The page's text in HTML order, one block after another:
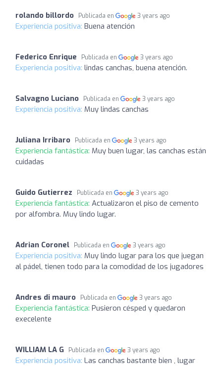
rolando billordo Publicada en 3 years ago
Experiencia positiva: Buena atención
Federico Enrique Publicada en 3 years ago
Experiencia positiva: lindas canchas, buena atención.
Salvagno Luciano Publicada en 3 years ago
Experiencia positiva: Muy lindas canchas
Juliana Irribaro Publicada en 3 years ago
Experiencia fantástica: Muy buen lugar, las canchas están
cuidadas
Guido Gutierrez Publicada en 3 years ago
Experiencia fantástica: Actualizaron el piso de cemento
por alfombra. Muy lindo lugar.
Adrian Coronel Publicada en 3 years ago
Experiencia positiva: Muy lindo lugar para los que juegan
al pádel, tienen todo para la comodidad de los jugadores
Andres di mauro Publicada en 3 years ago
Experiencia fantástica: Pusieron césped y quedaron
execelente
WILLIAM LA G Publicada en 3 years ago
Experiencia positiva: Las canchas bastante bien , lugar